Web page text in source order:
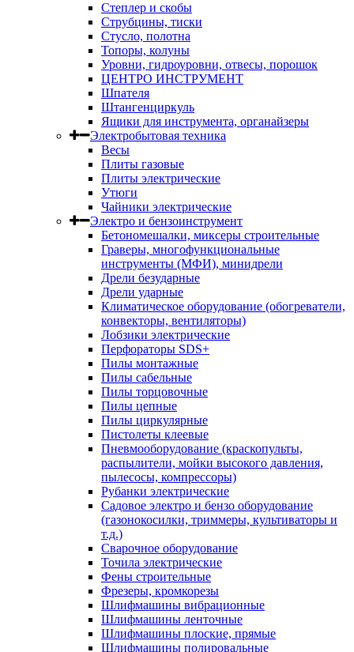
Степлер и скобы
Струбцины, тиски
Стусло, полотна
Топоры, колуны
Уровни, гидроуровни, отвесы, порошок
ЦЕНТРО ИНСТРУМЕНТ
Шпателя
Штангенциркуль
Ящики для инструмента, органайзеры
Электробытовая техника
Весы
Плиты газовые
Плиты электрические
Утюги
Чайники электрические
Электро и бензоинструмент
Бетономешалки, миксеры строительные
Граверы, многофункциональные
инструменты (МФИ), минидрели
Дрели безударные
Дрели ударные
Климатическое оборудование (обогреватели,
конвекторы, вентиляторы)
Лобзики электрические
Перфораторы SDS+
Пилы монтажные
Пилы сабельные
Пилы торцовочные
Пилы цепные
Пилы циркулярные
Пистолеты клеевые
Пневмооборудование (краскопульты,
распылители, мойки высокого давления,
пылесосы, компрессоры)
Рубанки электрические
Садовое электро и бензо оборудование
(газонокосилки, триммеры, культиваторы и
т.д.)
Сварочное оборудование
Точила электрические
Фены строительные
Фрезеры, кромкорезы
Шлифмашины вибрационные
Шлифмашины ленточные
Шлифмашины плоские, прямые
Шлифмашины полировальные